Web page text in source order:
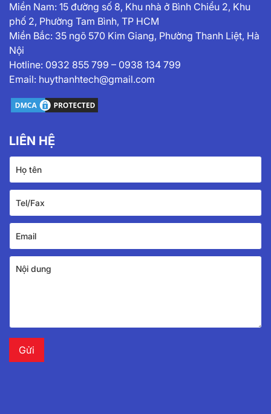
Miền Nam: 15 đường số 8, Khu nhà ở Bình Chiểu 2, Khu
phố 2, Phường Tam Bình, TP HCM
Miền Bắc: 35 ngõ 570 Kim Giang, Phường Thanh Liệt, Hà
Nội
Hotline: 0932 855 799 – 0938 134 799
Email: huythanhtech@gmail.com
LIÊN HỆ